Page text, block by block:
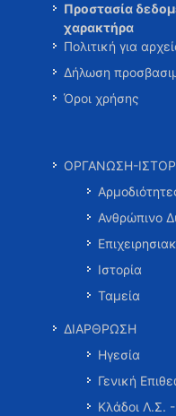
Προστασία
χαρακτήρα
Πολιτική για
Δήλωση
Όροι χρήσης
ΟΡΓΑΝΩΣΗ-
Ανθρώπινο
Ιστορία
Ταμεία
ΔΙΑΡΘΡΩΣΗ
Ηγεσία
Γενική
Κλάδοι Λ.Σ.